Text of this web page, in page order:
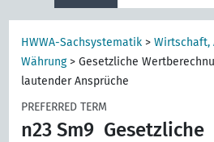
HWWA-Sachsystematik >Wirtschaft,
Währung>Gesetzliche
lautender Ansprüche
PREFERRED TERM
n23 Sm9 Gesetzliche